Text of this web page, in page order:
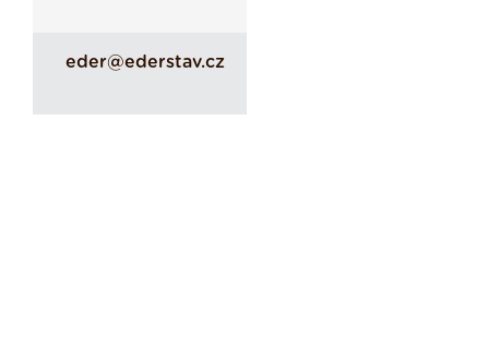
eder@ederstav.cz